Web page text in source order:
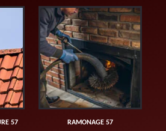
57 RAMONAGE 57